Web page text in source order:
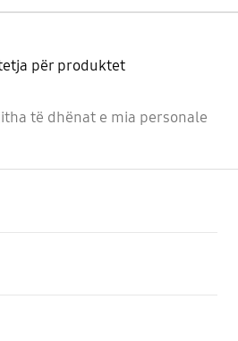
për produktet
të dhënat e mia personale